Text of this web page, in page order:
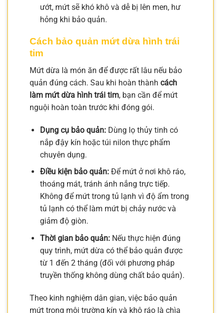
ướt, mứt sẽ khó khô và dễ bị lên men, hư
hỏng khi bảo quản.
Cách bảo quản mứt dừa hình trái
tim
Mứt dừa là món ăn để được rất lâu nếu bảo
quản đúng cách. Sau khi hoàn thành cách
làm mứt dừa hình trái tim, bạn cần để mứt
nguội hoàn toàn trước khi đóng gói.
Dụng cụ bảo quản:Dùng lọ thủy tinh có
nắp đậy kín hoặc túi nilon thực phẩm
chuyên dụng.
Điều kiện bảo quản:Để mứt ở nơi khô ráo,
thoáng mát, tránh ánh nắng trực tiếp.
Không để mứt trong tủ lạnh vì độ ẩm trong
tủ lạnh có thể làm mứt bị chảy nước và
giảm độ giòn.
Thời gian bảo quản:Nếu thực hiện đúng
quy trình, mứt dừa có thể bảo quản được
từ 1 đến 2 tháng (đối với phương pháp
truyền thống không dùng chất bảo quản).
Theo kinh nghiệm dân gian, việc bảo quản
mứt trong môi trường kín và khô ráo là chìa